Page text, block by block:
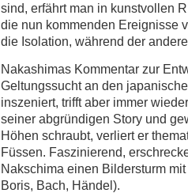
sind, erfährt man in kunstvollen
die nun kommenden Ereignisse
die Isolation, während der
Nakashimas Kommentar zur
Geltungssucht an den
inszeniert, trifft aber immer
seiner abgründigen Story und
Höhen schraubt, verliert er
Füssen. Faszinierend,
Nakschima einen Bildersturm
Boris, Bach, Händel).